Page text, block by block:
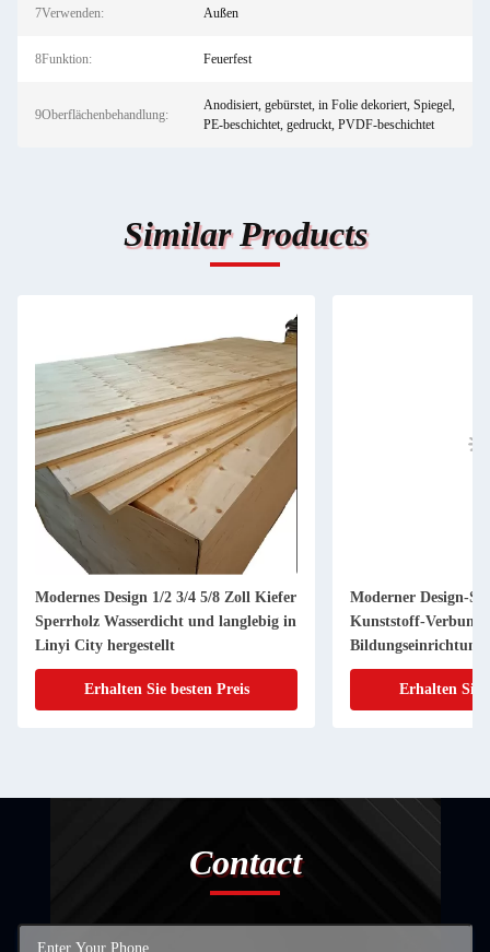
7Verwenden: Außen
8Funktion: Feuerfest
9Oberflächenbehandlung:
Anodisiert, gebürstet, in Folie dekoriert, Spiegel,
PE-beschichtet, gedruckt, PVDF-beschichtet
Similar Products
Modernes Design 1/2 3/4 5/8 Zoll Kiefer
Sperrholz Wasserdicht und langlebig in
Linyi City hergestellt
Erhalten Sie besten Preis
Moderner Design-
Kunststoff-
Erhalten Sie
Contact